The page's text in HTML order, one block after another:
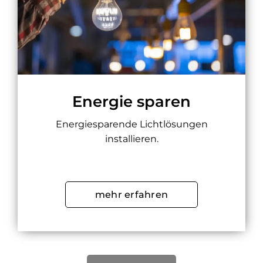
Energie sparen
Energiesparende Lichtlösungen
installieren.
mehr erfahren